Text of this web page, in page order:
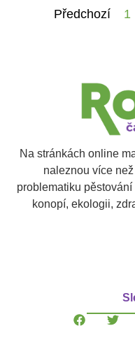
Předchozí 1
Na stránkách online
naleznou více
problematiku
konopí, ekologii,